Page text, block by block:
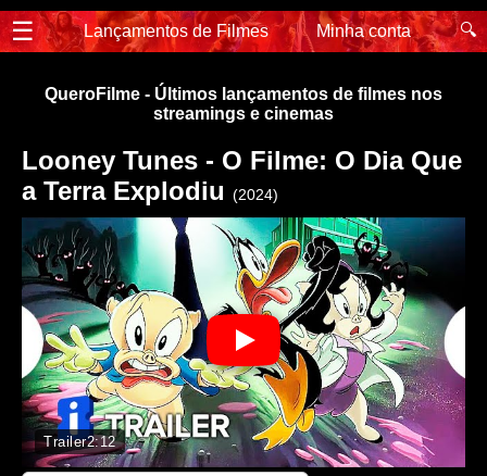
☰ Lançamentos de Filmes Minha conta 🔍
QueroFilme - Últimos lançamentos de filmes nos
streamings e cinemas
Looney Tunes - O Filme: O Dia Que
a Terra Explodiu (2024)
Trailer2:12